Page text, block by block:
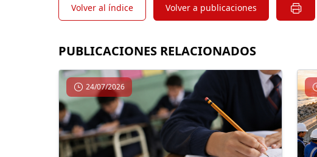
Volver al índice Volver a publicaciones
PUBLICACIONES RELACIONADOS
24/07/2026